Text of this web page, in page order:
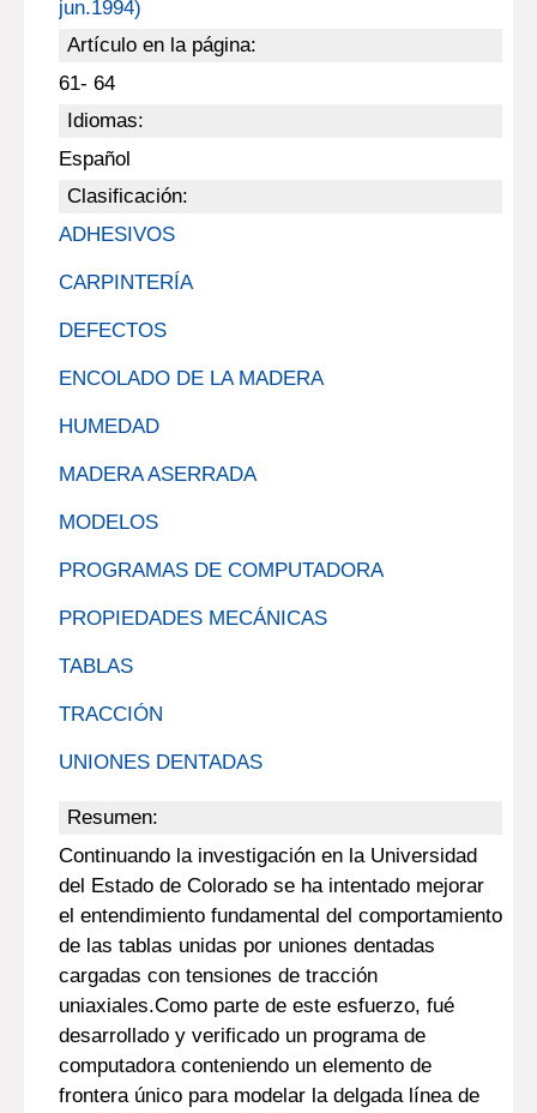
jun.1994)
Artículo en la página:
61- 64
Idiomas:
Español
Clasificación:
ADHESIVOS
CARPINTERÍA
DEFECTOS
ENCOLADO DE LA MADERA
HUMEDAD
MADERA ASERRADA
MODELOS
PROGRAMAS DE COMPUTADORA
PROPIEDADES MECÁNICAS
TABLAS
TRACCIÓN
UNIONES DENTADAS
Resumen:
Continuando la investigación en la Universidad
del Estado de Colorado se ha intentado mejorar
el entendimiento fundamental del comportamiento
de las tablas unidas por uniones dentadas
cargadas con tensiones de tracción
uniaxiales.Como parte de este esfuerzo, fué
desarrollado y verificado un programa de
computadora conteniendo un elemento de
frontera único para modelar la delgada línea de